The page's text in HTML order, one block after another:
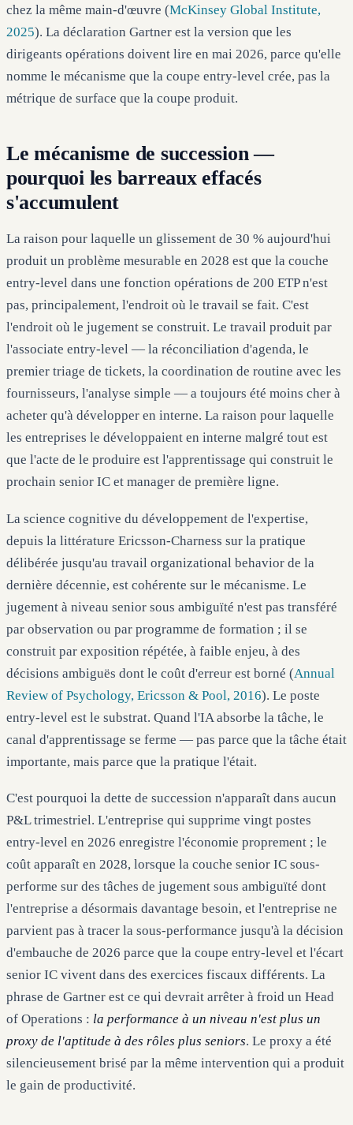
chez la même main-d'œuvre (McKinsey Global Institute,
2025). La déclaration Gartner est la version que les
dirigeants opérations doivent lire en mai 2026, parce qu'elle
nomme le mécanisme que la coupe entry-level crée, pas la
métrique de surface que la coupe produit.
Le mécanisme de succession —
pourquoi les barreaux effacés
s'accumulent
La raison pour laquelle un glissement de 30 % aujourd'hui
produit un problème mesurable en 2028 est que la couche
entry-level dans une fonction opérations de 200 ETP n'est
pas, principalement, l'endroit où le travail se fait. C'est
l'endroit où le jugement se construit. Le travail produit par
l'associate entry-level — la réconciliation d'agenda, le
premier triage de tickets, la coordination de routine avec les
fournisseurs, l'analyse simple — a toujours été moins cher à
acheter qu'à développer en interne. La raison pour laquelle
les entreprises le développaient en interne malgré tout est
que l'acte de le produire est l'apprentissage qui construit le
prochain senior IC et manager de première ligne.
La science cognitive du développement de l'expertise,
depuis la littérature Ericsson-Charness sur la pratique
délibérée jusqu'au travail organizational behavior de la
dernière décennie, est cohérente sur le mécanisme. Le
jugement à niveau senior sous ambiguïté n'est pas transféré
par observation ou par programme de formation ; il se
construit par exposition répétée, à faible enjeu, à des
décisions ambiguës dont le coût d'erreur est borné (Annual
Review of Psychology, Ericsson & Pool, 2016). Le poste
entry-level est le substrat. Quand l'IA absorbe la tâche, le
canal d'apprentissage se ferme — pas parce que la tâche était
importante, mais parce que la pratique l'était.
C'est pourquoi la dette de succession n'apparaît dans aucun
P&L trimestriel. L'entreprise qui supprime vingt postes
entry-level en 2026 enregistre l'économie proprement ; le
coût apparaît en 2028, lorsque la couche senior IC sous-
performe sur des tâches de jugement sous ambiguïté dont
l'entreprise a désormais davantage besoin, et l'entreprise ne
parvient pas à tracer la sous-performance jusqu'à la décision
d'embauche de 2026 parce que la coupe entry-level et l'écart
senior IC vivent dans des exercices fiscaux différents. La
phrase de Gartner est ce qui devrait arrêter à froid un Head
of Operations : la performance à un niveau n'est plus un
proxy de l'aptitude à des rôles plus seniors. Le proxy a été
silencieusement brisé par la même intervention qui a produit
le gain de productivité.